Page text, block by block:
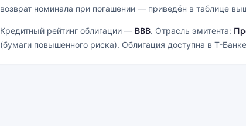
возврат номинала при погашении — приведён в таблице
Кредитный рейтинг облигации — BBB. Отрасль эмитента:
(бумаги повышенного риска). Облигация доступна в Т-